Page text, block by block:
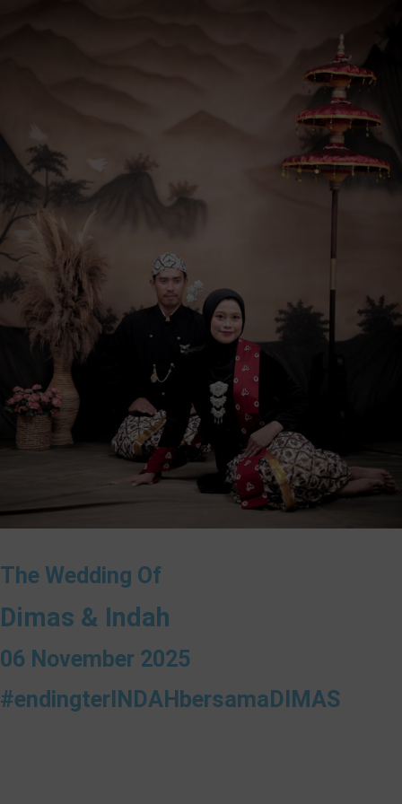
The Wedding Of
Dimas & Indah
06 November 2025
#endingterINDAHbersamaDIMAS